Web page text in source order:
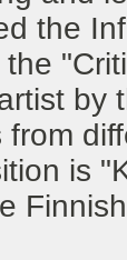
the
by
is